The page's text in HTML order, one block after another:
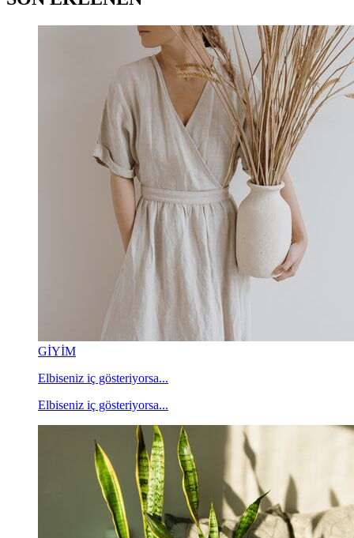
GİYİM
Elbiseniz iç gösteriyorsa...
Elbiseniz iç gösteriyorsa...